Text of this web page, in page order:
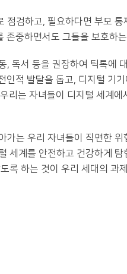
점검하고, 필요하다면 부모
존중하면서도 그들을 보호하
, 독서 등을 권장하여 틱톡에
인적 발달을 돕고, 디지털 기
리는 자녀들이 디지털 세계
가는 우리 자녀들이 직면한
세계를 안전하고 건강하게
록 하는 것이 우리 세대의 과